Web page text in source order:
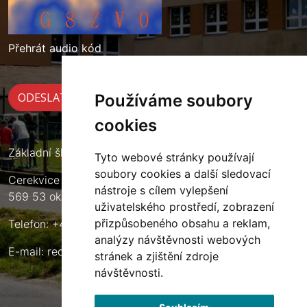
Používáme soubory
cookies
Tyto webové stránky používají
soubory cookies a další sledovací
nástroje s cílem vylepšení
uživatelského prostředí, zobrazení
přizpůsobeného obsahu a reklam,
analýzy návštěvnosti webových
stránek a zjištění zdroje
návštěvnosti.
Přehrát audio kód
Základní škola Cerekvice nad Loučnou
Cerekvice nad Loučnou 135
569 53 okres Svitavy
Telefon: +420 461 633 140
E-mail:reditel@zscerekvice.cz